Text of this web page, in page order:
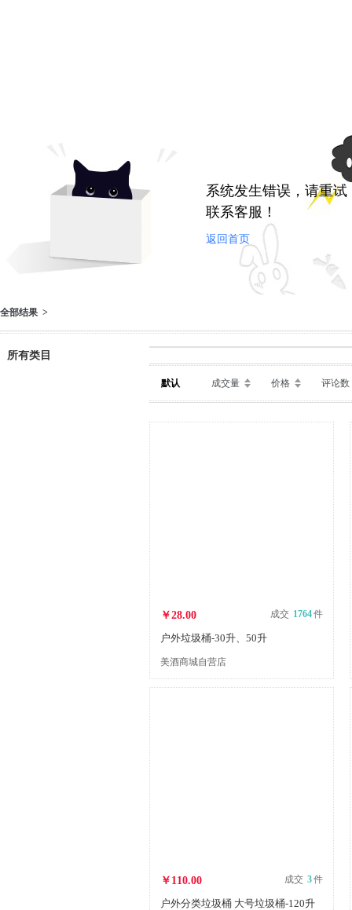
系统发生错误，请重
联系客服！
返回首页
全部结果 >
所有类目
默认 成交量 价格 评论数
￥28.00 成交 1764件
户外垃圾桶-30升、50升
美酒商城自营店
￥110.00 成交 3件
户外分类垃圾桶 大号垃圾桶-120升